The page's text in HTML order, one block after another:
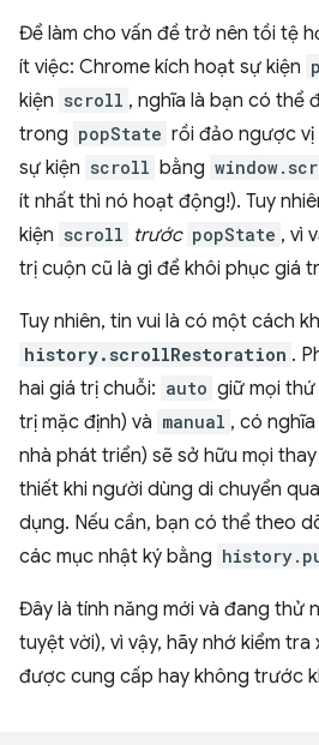
Để làm cho vấn đề trở nên tồi tệ
ít việc: Chrome kích hoạt sự kiện
kiện scroll , nghĩa là bạn có thể
trong popState rồi đảo ngược
sự kiện scroll bằng
ít nhất thì nó hoạt động!). Tuy
kiện scroll trước popState , vì
trị cuộn cũ là gì để khôi phục giá
Tuy nhiên, tin vui là có một cách
history.scrollRestoration .
hai giá trị chuỗi: auto giữ mọi thứ
trị mặc định) và manual , có
nhà phát triển) sẽ sở hữu mọi
thiết khi người dùng di chuyển
dụng. Nếu cần, bạn có thể theo
các mục nhật ký bằng
Đây là tính năng mới và đang thử
tuyệt vời), vì vậy, hãy nhớ kiểm
được cung cấp hay không trước